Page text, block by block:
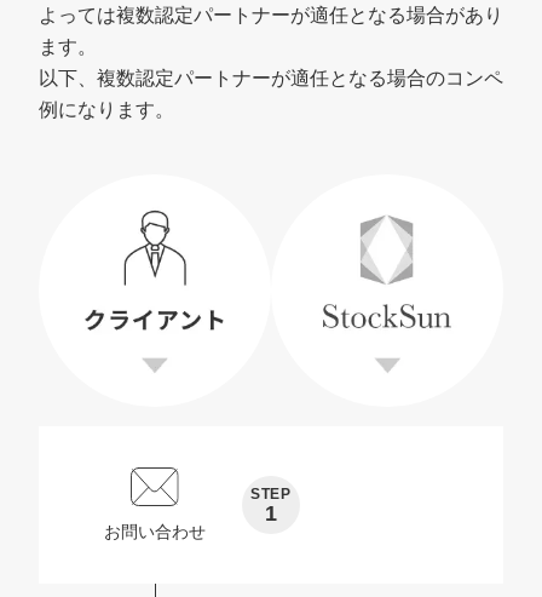
よっては複数認定パートナーが適任となる場合があり
ます。
以下、複数認定パートナーが適任となる場合のコンペ
例になります。
お問い合わせ
STEP
1